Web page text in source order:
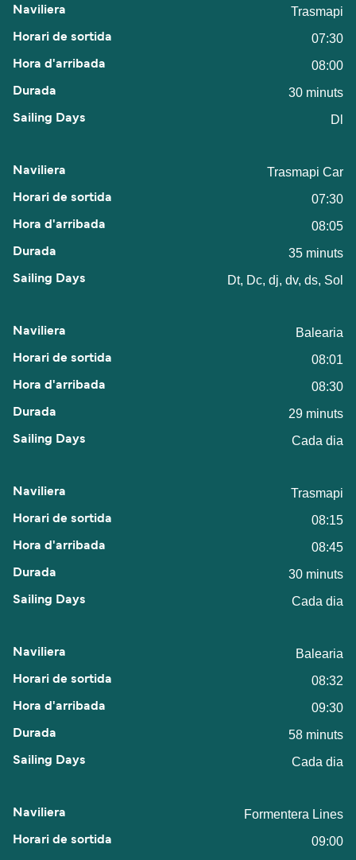
Trasmapi
07:30
08:00
30 minuts
Dl
Trasmapi Car
07:30
08:05
35 minuts
Dt, Dc, dj, dv, ds, Sol
Balearia
08:01
08:30
29 minuts
Cada dia
Trasmapi
08:15
08:45
30 minuts
Cada dia
Balearia
08:32
09:30
58 minuts
Cada dia
Formentera Lines
09:00